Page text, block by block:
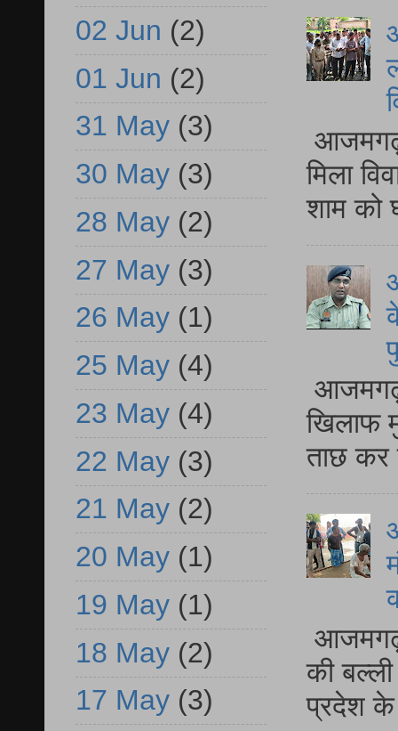
आजमगढ़
मिला
शाम को
आजमगढ़
खिलाफ
ताछ कर
आजमगढ़
की
प्रदेश
02 Jun (2)
01 Jun (2)
31 May (3)
30 May (3)
28 May (2)
27 May (3)
26 May (1)
25 May (4)
23 May (4)
22 May (3)
21 May (2)
20 May (1)
19 May (1)
18 May (2)
17 May (3)